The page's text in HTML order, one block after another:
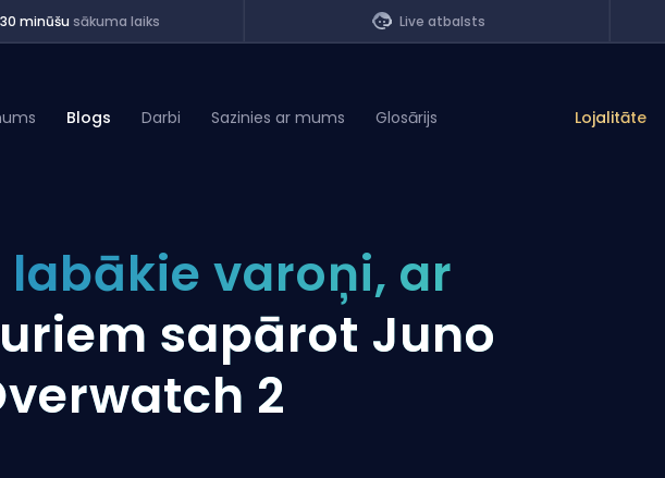
minūšu sākuma laiks Live atbalsts
Blogs Darbi Sazinies ar mums Glosārijs Lojalitāte
labākie varoņi, ar
sapārot Juno
2